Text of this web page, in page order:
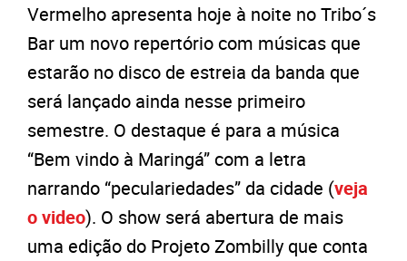
Vermelho apresenta hoje à noite no Tribo´s
Bar um novo repertório com músicas que
estarão no disco de estreia da banda que
será lançado ainda nesse primeiro
semestre. O destaque é para a música
“Bem vindo à Maringá” com a letra
narrando “peculariedades” da cidade (veja
o video). O show será abertura de mais
uma edição do Projeto Zombilly que conta